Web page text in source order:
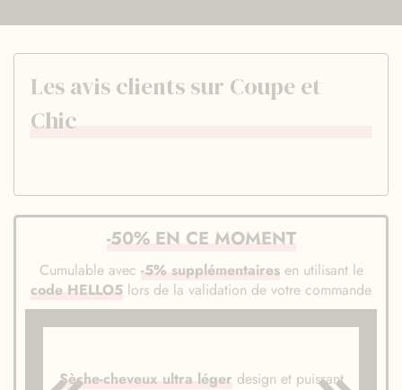
Les avis clients sur Coupe et
Chic
-50% EN CE MOMENT
Cumulable avec -5% supplémentairesen utilisant le
code HELLO5 lors de la validation de votre commande
Sèche-cheveux ultra léger design et puissant